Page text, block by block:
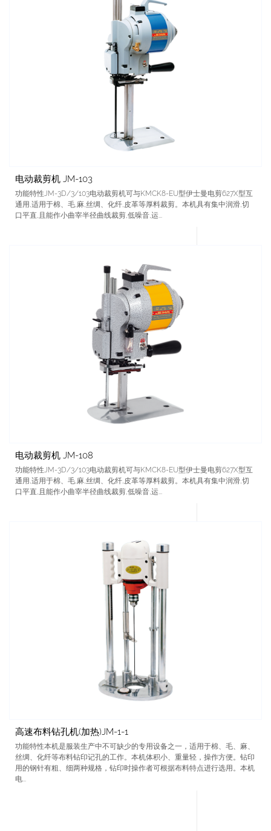
电动裁剪机 JM-103
功能特性JM-3D/3/103电动裁剪机可与KMCK8-EU型伊士曼电剪627X型互
通用,适用于棉、毛,麻,丝绸、化纤,皮革等厚料裁剪。本机具有集中润滑,切
口平直,且能作小曲宰半径曲线裁剪,低噪音,运...
电动裁剪机 JM-108
功能特性JM-3D/3/103电动裁剪机可与KMCK8-EU型伊士曼电剪627X型互
通用,适用于棉、毛,麻,丝绸、化纤,皮革等厚料裁剪。本机具有集中润滑,切
口平直,且能作小曲宰半径曲线裁剪,低噪音,运...
高速布料钻孔机(加热)JM-1-1
功能特性本机是服装生产中不可缺少的专用设备之一，适用于棉、毛、麻、
丝绸、化纤等布料钻印记孔的工作。本机体积小、重量轻，操作方便。钻印
用的钢针有粗、细两种规格，钻印时操作者可根据布料特点进行选用。本机
电...